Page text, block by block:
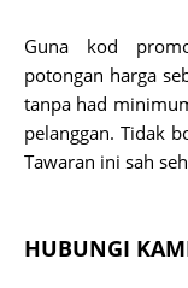
Guna kod
potongan harga
tanpa had
pelanggan. Tidak
Tawaran ini sah
HUBUNGI